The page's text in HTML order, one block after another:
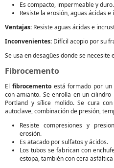
Es compacto, impermeable y duro.
Resiste la erosión, aguas ácidas
Ventajas: Resiste aguas ácidas e
Inconvenientes: Difícil acopio por su
Se usa en desagües donde se
Fibrocemento
El fibrocementoestá formado por un
con amianto. Se enrolla en un
Portland y sílice molido. Se cura
autoclave, combinación de presión,
Resiste compresiones y
erosión.
Es atacado por sulfatos y ácidos.
Los tubos se fabrican con
estopa, también con cera